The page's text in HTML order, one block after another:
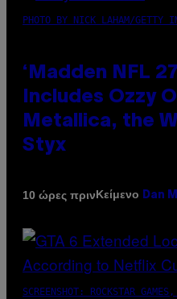
PHOTO BY NICK LAHAM/GETTY
‘Madden NFL
Includes Ozzy
Metallica, the
Styx
10 ώρες πρινΚείμενο Dan
SCREENSHOT: ROCKSTAR